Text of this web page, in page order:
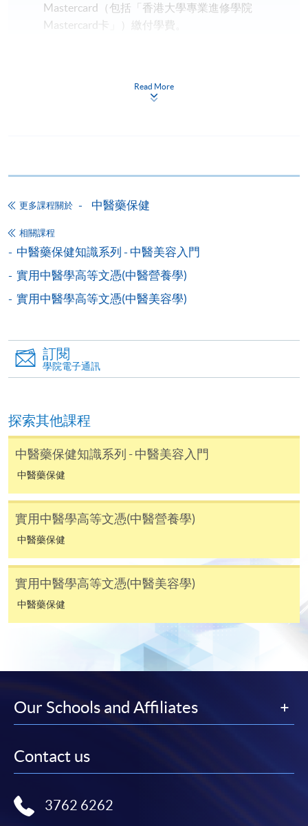
Mastercard（包括「香港大學專業進修學院
Mastercard卡」）繳付學費。
-短期課程
-個別學歷頒授課程
報讀同一學歷頒授課程內其他單元
交下期學費的學員，提供網上服務，如學員就讀的課
網上支付可通過「繳費靈」(PPS) (不適用於手機)、
VISA 或 Mastercard、「微信支付」(Online WeChat
親身報名/郵遞
報讀新課程
SF26報名表，親往報名中心或以郵遞方式連同學
費以及所需證明文件呈交。
[下載報名表SF26]
申請學歷頒授及專業課程可能需要其他資料，報名
表可向報名中心或有關課程負責人索取。填妥申請
往報名中心或以郵遞方式遞交。
報讀同一學歷頒授課程內其他單元
用於一般學歷頒授課程。
Read More
更多課程關於 中醫藥保健
相關課程
中醫藥保健知識系列 - 中醫美容入門
實用中醫學高等文憑(中醫營養學)
實用中醫學高等文憑(中醫美容學)
訂閱
學院電子通訊
探索其他課程
中醫藥保健知識系列 - 中醫美容入門
中醫藥保健
實用中醫學高等文憑(中醫營養學)
中醫藥保健
實用中醫學高等文憑(中醫美容學)
中醫藥保健
Our Schools and Affiliates
Contact us
3762 6262